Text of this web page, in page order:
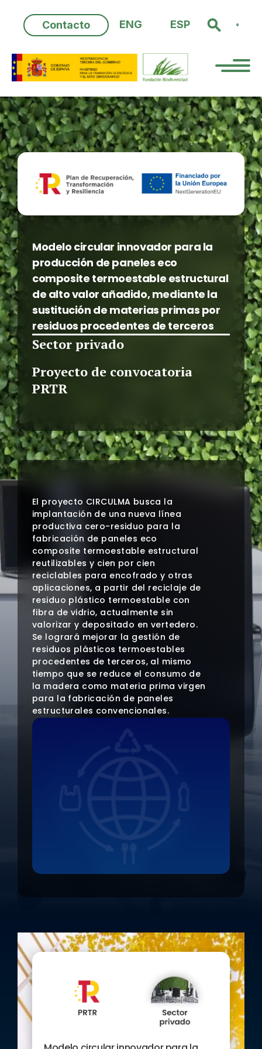
content
Contacto ENG ESP
Modelo circular innovador para la
producción de paneles eco
composite termoestable estructural
de alto valor añadido, mediante la
sustitución de materias primas por
residuos procedentes de terceros
Sector privado
Proyecto de convocatoria
PRTR
El proyecto CIRCULMA busca la
implantación de una nueva línea
productiva cero-residuo para la
fabricación de paneles eco
composite termoestable estructural
reutilizables y cien por cien
reciclables para encofrado y otras
aplicaciones, a partir del reciclaje de
residuo plástico termoestable con
fibra de vidrio, actualmente sin
valorizar y depositado en vertedero.
Se logrará mejorar la gestión de
residuos plásticos termoestables
procedentes de terceros, al mismo
tiempo que se reduce el consumo de
la madera como materia prima virgen
para la fabricación de paneles
estructurales convencionales.